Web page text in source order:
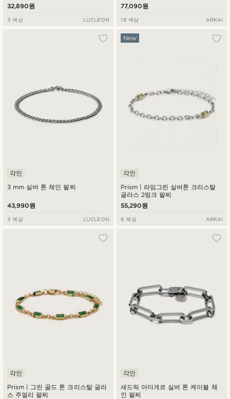
32,890원
3 색상 LUCLEON
77,090원
18 색상 ARKAI
3 mm 실버 톤 체인 팔찌
각인
43,990원
3 색상 LUCLEON
Prism | 라임그린 실버톤 크리스탈
글라스 2링크 팔찌
New
각인
55,290원
8 색상 ARKAI
Prism | 그린 골드 톤 크리스탈 글라
스 주얼리 팔찌
각인
세드릭 아마게르 실버 톤 케이블 체
인 팔찌
각인